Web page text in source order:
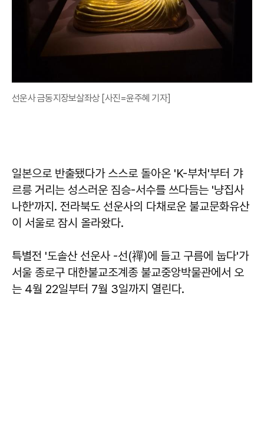
선운사 금동지장보살좌상 [사진=윤주혜 기자]
일본으로 반출됐다가 스스로 돌아온 'K-부처'부터 갸
르릉 거리는 성스러운 짐승-서수를 쓰다듬는 '냥집사
나한'까지. 전라북도 선운사의 다채로운 불교문화유산
이 서울로 잠시 올라왔다.
특별전 '도솔산 선운사 -선(禪)에 들고 구름에 눕다'가
서울 종로구 대한불교조계종 불교중앙박물관에서 오
는 4월 22일부터 7월 3일까지 열린다.